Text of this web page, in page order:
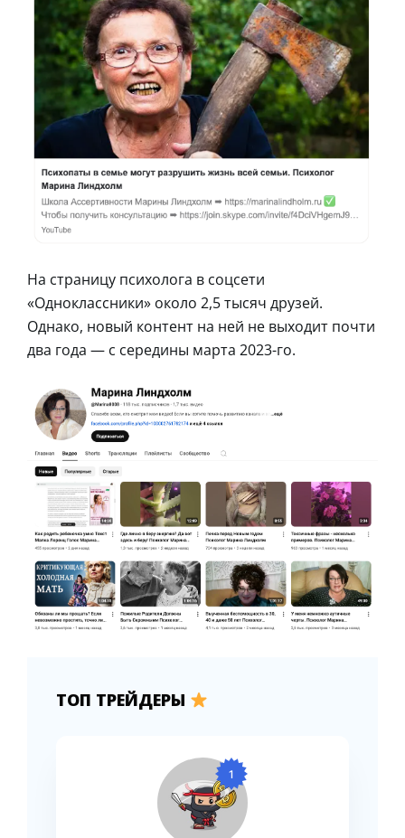
На страницу психолога в соцсети
«Одноклассники» около 2,5 тысяч друзей.
Однако, новый контент на ней не выходит почти
два года — с середины марта 2023-го.
ТОП ТРЕЙДЕРЫ
1